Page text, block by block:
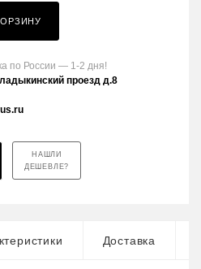
по России — 1-2 дня!
проезд д.8
НАШЛИ
ДЕШЕВЛЕ?
Доставка